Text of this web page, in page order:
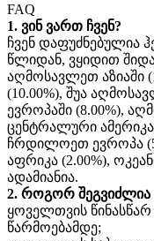
FAQ
1. ვინ ვართ ჩვენ?
ჩვენ დაფუძნებულია
წლიდან, ვყიდით შიდა
აღმოსავლეთ აზიაში
(10.00%), შუა
ევროპაში (8.00%),
ცენტრალური ამერიკა
ჩრდილოეთ ევროპა
აფრიკა (2.00%),
ადამიანია.
2. როგორ შეგვიძლია
ყოველთვის წინასწარ
წარმოებამდე;